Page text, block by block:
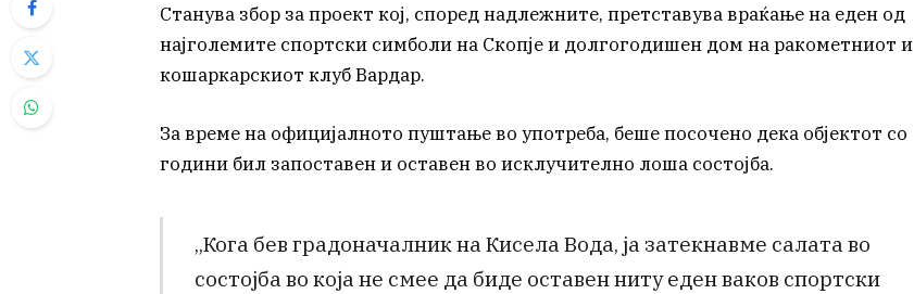
Станува збор за проект кој, според надлежните, претставува враќање на еден од
најголемите спортски симболи на Скопје и долгогодишен дом на ракометниот и
кошаркарскиот клуб Вардар.
За време на официјалното пуштање во употреба, беше посочено дека објектот со
години бил запоставен и оставен во исклучително лоша состојба.
„Кога бев градоначалник на Кисела Вода, ја затекнавме салата во
состојба во која не смее да биде оставен ниту еден ваков спортски